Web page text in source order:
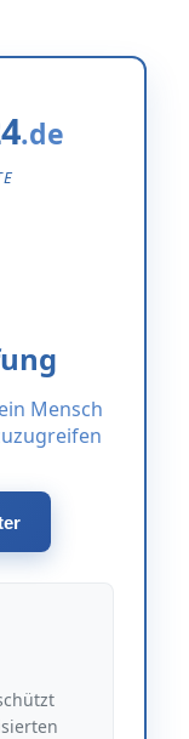
Mensch